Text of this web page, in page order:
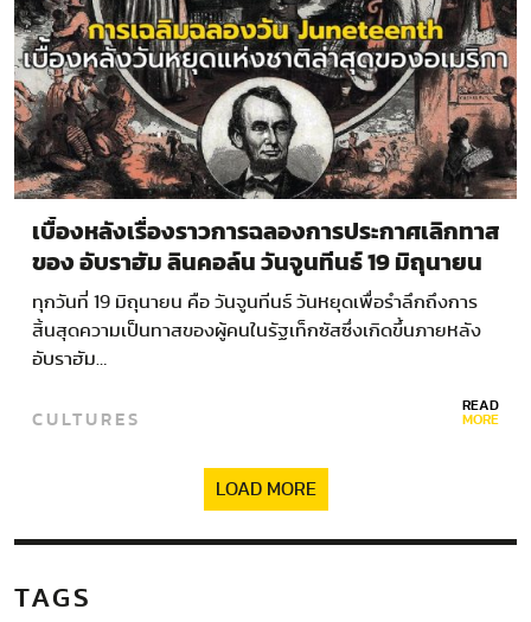
เบื้องหลังเรื่องราวการฉลองการประกาศเลิกทาส
ของ อับราฮัม ลินคอล์น วันจูนทีนธ์ 19 มิถุนายน
วันหยุดแห่งชาติล่าสุดของอเมริกา
ทุกวันที่ 19 มิถุนายน คือ วันจูนทีนธ์ วันหยุดเพื่อรำลึกถึงการ
สิ้นสุดความเป็นทาสของผู้คนในรัฐเท็กซัสซึ่งเกิดขึ้นภายหลัง
อับราฮัม…
CULTURES READ
MORE
LOAD MORE
TAGS